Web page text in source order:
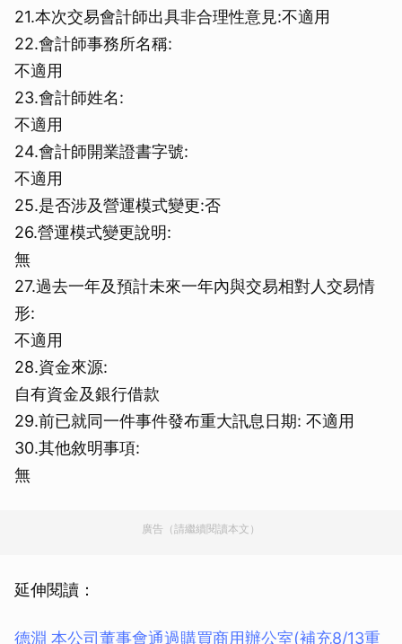
21.本次交易會計師出具非合理性意見:不適用
22.會計師事務所名稱:
不適用
23.會計師姓名:
不適用
24.會計師開業證書字號:
不適用
25.是否涉及營運模式變更:否
26.營運模式變更說明:
無
27.過去一年及預計未來一年內與交易相對人交易情
形:
不適用
28.資金來源:
自有資金及銀行借款
29.前已就同一件事件發布重大訊息日期: 不適用
30.其他敘明事項:
無
廣告（請繼續閱讀本文）
延伸閱讀：
德淵 本公司董事會通過購買商用辦公室(補充8/13重